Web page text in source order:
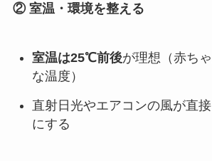
② 室温・環境を整える
室温は25℃前後が理想（赤ち
な温度）
直射日光やエアコンの風が直
にする